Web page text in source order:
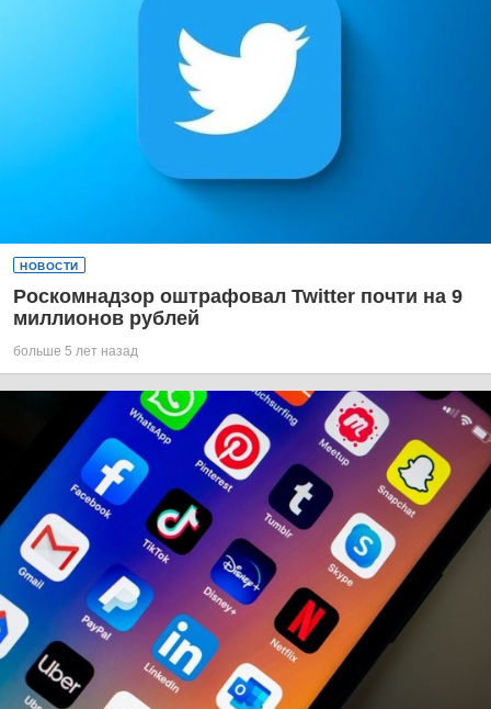
НОВОСТИ
Роскомнадзор оштрафовал Twitter почти на 9
миллионов рублей
больше 5 лет назад